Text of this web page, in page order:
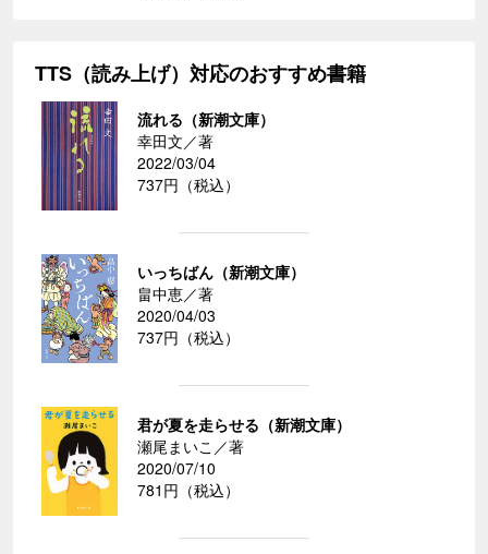
TTS（読み上げ）対応のおすすめ書籍
流れる（新潮文庫）
幸田文／著
2022/03/04
737円（税込）
いっちばん（新潮文庫）
畠中恵／著
2020/04/03
737円（税込）
君が夏を走らせる（新潮文庫）
瀬尾まいこ／著
2020/07/10
781円（税込）